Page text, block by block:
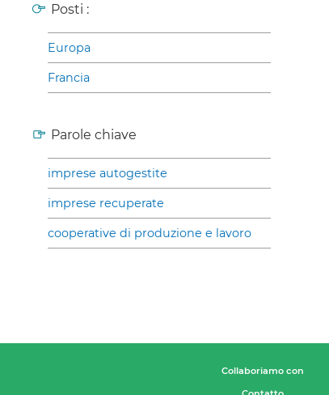
Posti :
Europa
Francia
Parole chiave
imprese autogestite
imprese recuperate
cooperative di produzione e lavoro
Collaboriamo con